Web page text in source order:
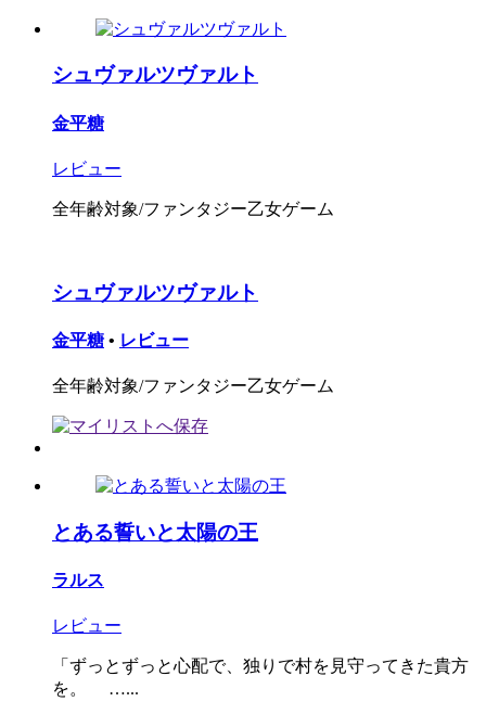
シュヴァルツヴァルト
金平糖
レビュー
全年齢対象/ファンタジー乙女ゲーム
シュヴァルツヴァルト
金平糖 • レビュー
全年齢対象/ファンタジー乙女ゲーム
とある誓いと太陽の王
ラルス
レビュー
「ずっとずっと心配で、独りで村を見守ってきた貴方
を。 …...